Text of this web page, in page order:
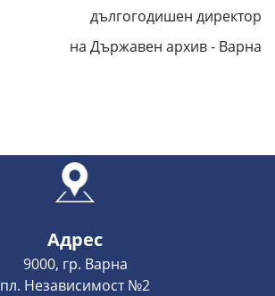
дългогодишен директор
на Държавен архив - Варна
Адрес
9000, гр. Варна
пл. Независимост №2